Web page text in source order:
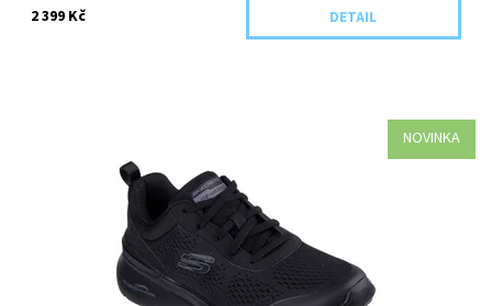
2 399 Kč
DETAIL
NOVINKA
Kategorie: Dospělá obuv Barva: Černá Materiál: Textilní Pro koho:
Skladem 1 ks
5922/36